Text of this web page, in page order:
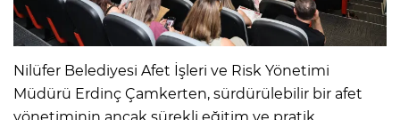
Nilüfer Belediyesi Afet İşleri ve Risk Yönetimi
Müdürü Erdinç Çamkerten, sürdürülebilir bir afet